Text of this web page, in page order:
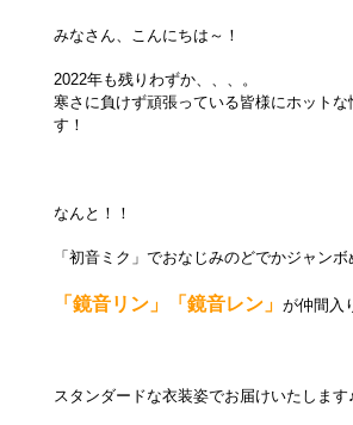
みなさん、こんにちは～！
2022年も残りわずか、、、。
寒さに負けず頑張っている皆様にホットな
す！
なんと！！
「初音ミク」でおなじみのどでかジャン
「鏡音リン」「鏡音レン」 が仲間入
スタンダードな衣装姿でお届けいたします